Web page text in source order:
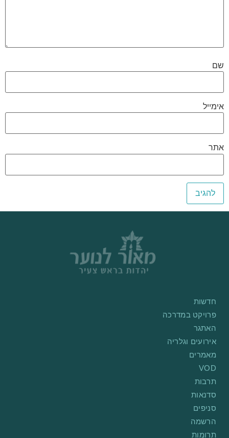
שם
אימייל
אתר
חדשות
פרויקט במדרכה
האתגר
אירועים וגלריה
מאמרים
VOD
תרבות
סדנאות
סניפים
הרשמה
תרומות